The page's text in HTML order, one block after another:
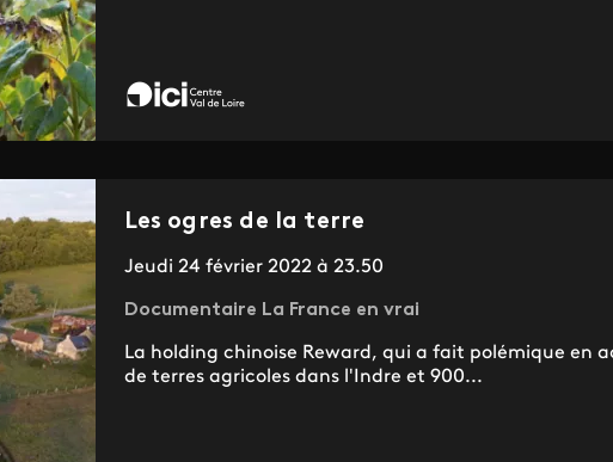
Les ogres de la terre
Jeudi 24 février 2022 à 23.50
Documentaire La France en vrai
La holding chinoise Reward, qui a fait polémique en
de terres agricoles dans l'Indre et 900...